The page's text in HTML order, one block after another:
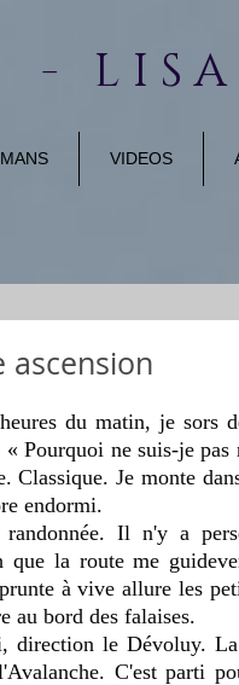
- L I S A
VIDEOS
ascension
du matin, je sors
« Pourquoi ne suis-je
Classique. Je monte
endormi.
randonnée. Il n'y a
que la route me
à vive allure les
au bord des falaises.
direction le Dévoluy.
C'est parti